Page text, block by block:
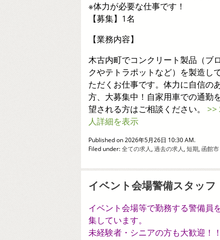
※体力が必要な仕事です！
【募集】1名
【業務内容】
木古内町でコンクリート製品（ブ
クやテトラポットなど）を製造し
ただくお仕事です。体力に自信の
方、大募集中！自家用車での通勤
望される方はご相談ください。 >>
人詳細を表示
Published on 2026年5月26日 10:30 AM.
Filed under:全ての求人, 過去の求人, 短期, 函館市
イベント会場警備スタッフ
イベント会場等で勤務する警備員
集しています。
未経験者・シニアの方も大歓迎！